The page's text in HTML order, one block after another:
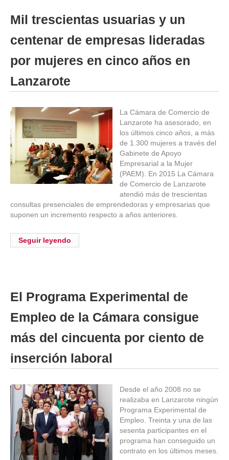
Mil trescientas usuarias y un
centenar de empresas lideradas
por mujeres en cinco años en
Lanzarote
La Cámara de Comercio de
Lanzarote ha asesorado, en
los últimos cinco años, a más
de 1.300 mujeres a través del
Gabinete de Apoyo
Empresarial a la Mujer
(PAEM). En 2015 La Cámara
de Comercio de Lanzarote
atendió más de trescientas
consultas presenciales de emprendedoras y empresarias que
suponen un incremento respecto a años anteriores.
Seguir leyendo
El Programa Experimental de
Empleo de la Cámara consigue
más del cincuenta por ciento de
inserción laboral
Desde el año 2008 no se
realizaba en Lanzarote ningún
Programa Experimental de
Empleo. Treinta y una de las
sesenta participantes en el
programa han conseguido un
contrato en los últimos meses.